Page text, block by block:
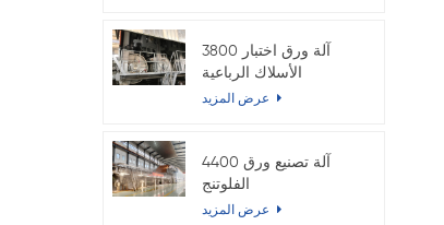
3800 آلة ورق اختبار
الأسلاك الرباعية
المزدوجة
4400 آلة تصنيع ورق
الفلوتنج